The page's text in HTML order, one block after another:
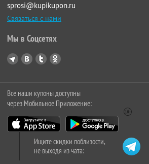
sprosi@kupikupon.ru
Связаться с нами
Мы в Соцсетях
Все наши купоны доступны
через Мобильное Приложение:
Ищите скидки поблизости,
не выходя из чата: